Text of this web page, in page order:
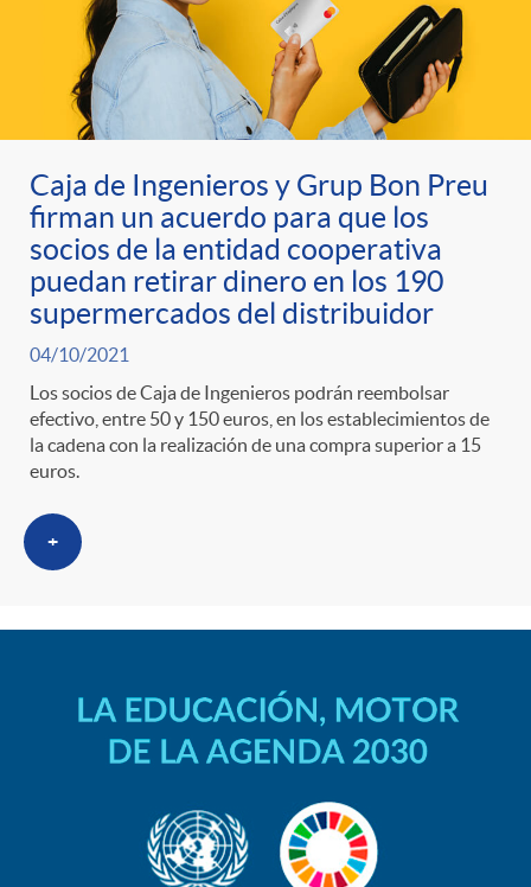
n
s
a
r
í
a
s
F
i
l
t
r
o
C
n
t
e
n
i
d
Caja de Ingenieros y Grup Bon Preu
firman un acuerdo para que los
socios de la entidad cooperativa
puedan retirar dinero en los 190
supermercados del distribuidor
04/10/2021
Los socios de Caja de Ingenieros podrán reembolsar
efectivo, entre 50 y 150 euros, en los establecimientos de
la cadena con la realización de una compra superior a 15
euros.
+